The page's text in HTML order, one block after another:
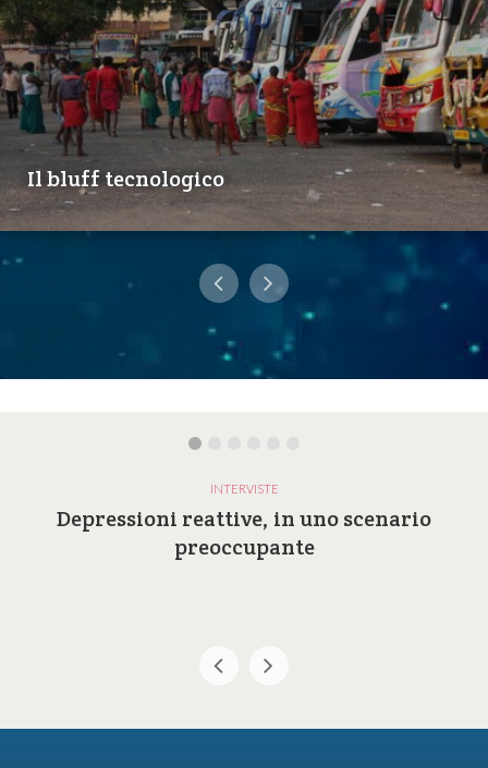
Il bluff tecnologico
INTERVISTE
Depressioni reattive, in uno scenario
preoccupante